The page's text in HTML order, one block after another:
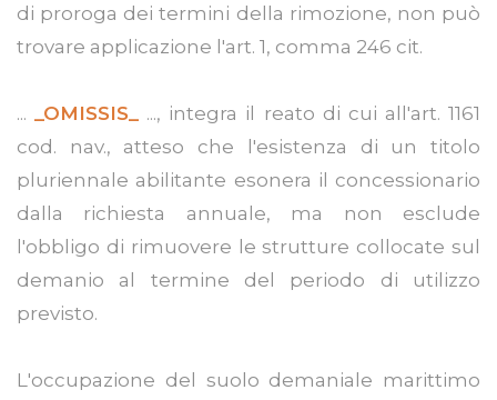
di proroga dei termini della rimozione, non può
trovare applicazione l'art. 1, comma 246 cit.
... _OMISSIS_
..., integra il reato di cui all'art. 1161
cod. nav., atteso che l'esistenza di un titolo
pluriennale abilitante esonera il concessionario
dalla richiesta annuale, ma non esclude
l'obbligo di rimuovere le strutture collocate sul
demanio al termine del periodo di utilizzo
previsto.
L'occupazione del suolo demaniale marittimo